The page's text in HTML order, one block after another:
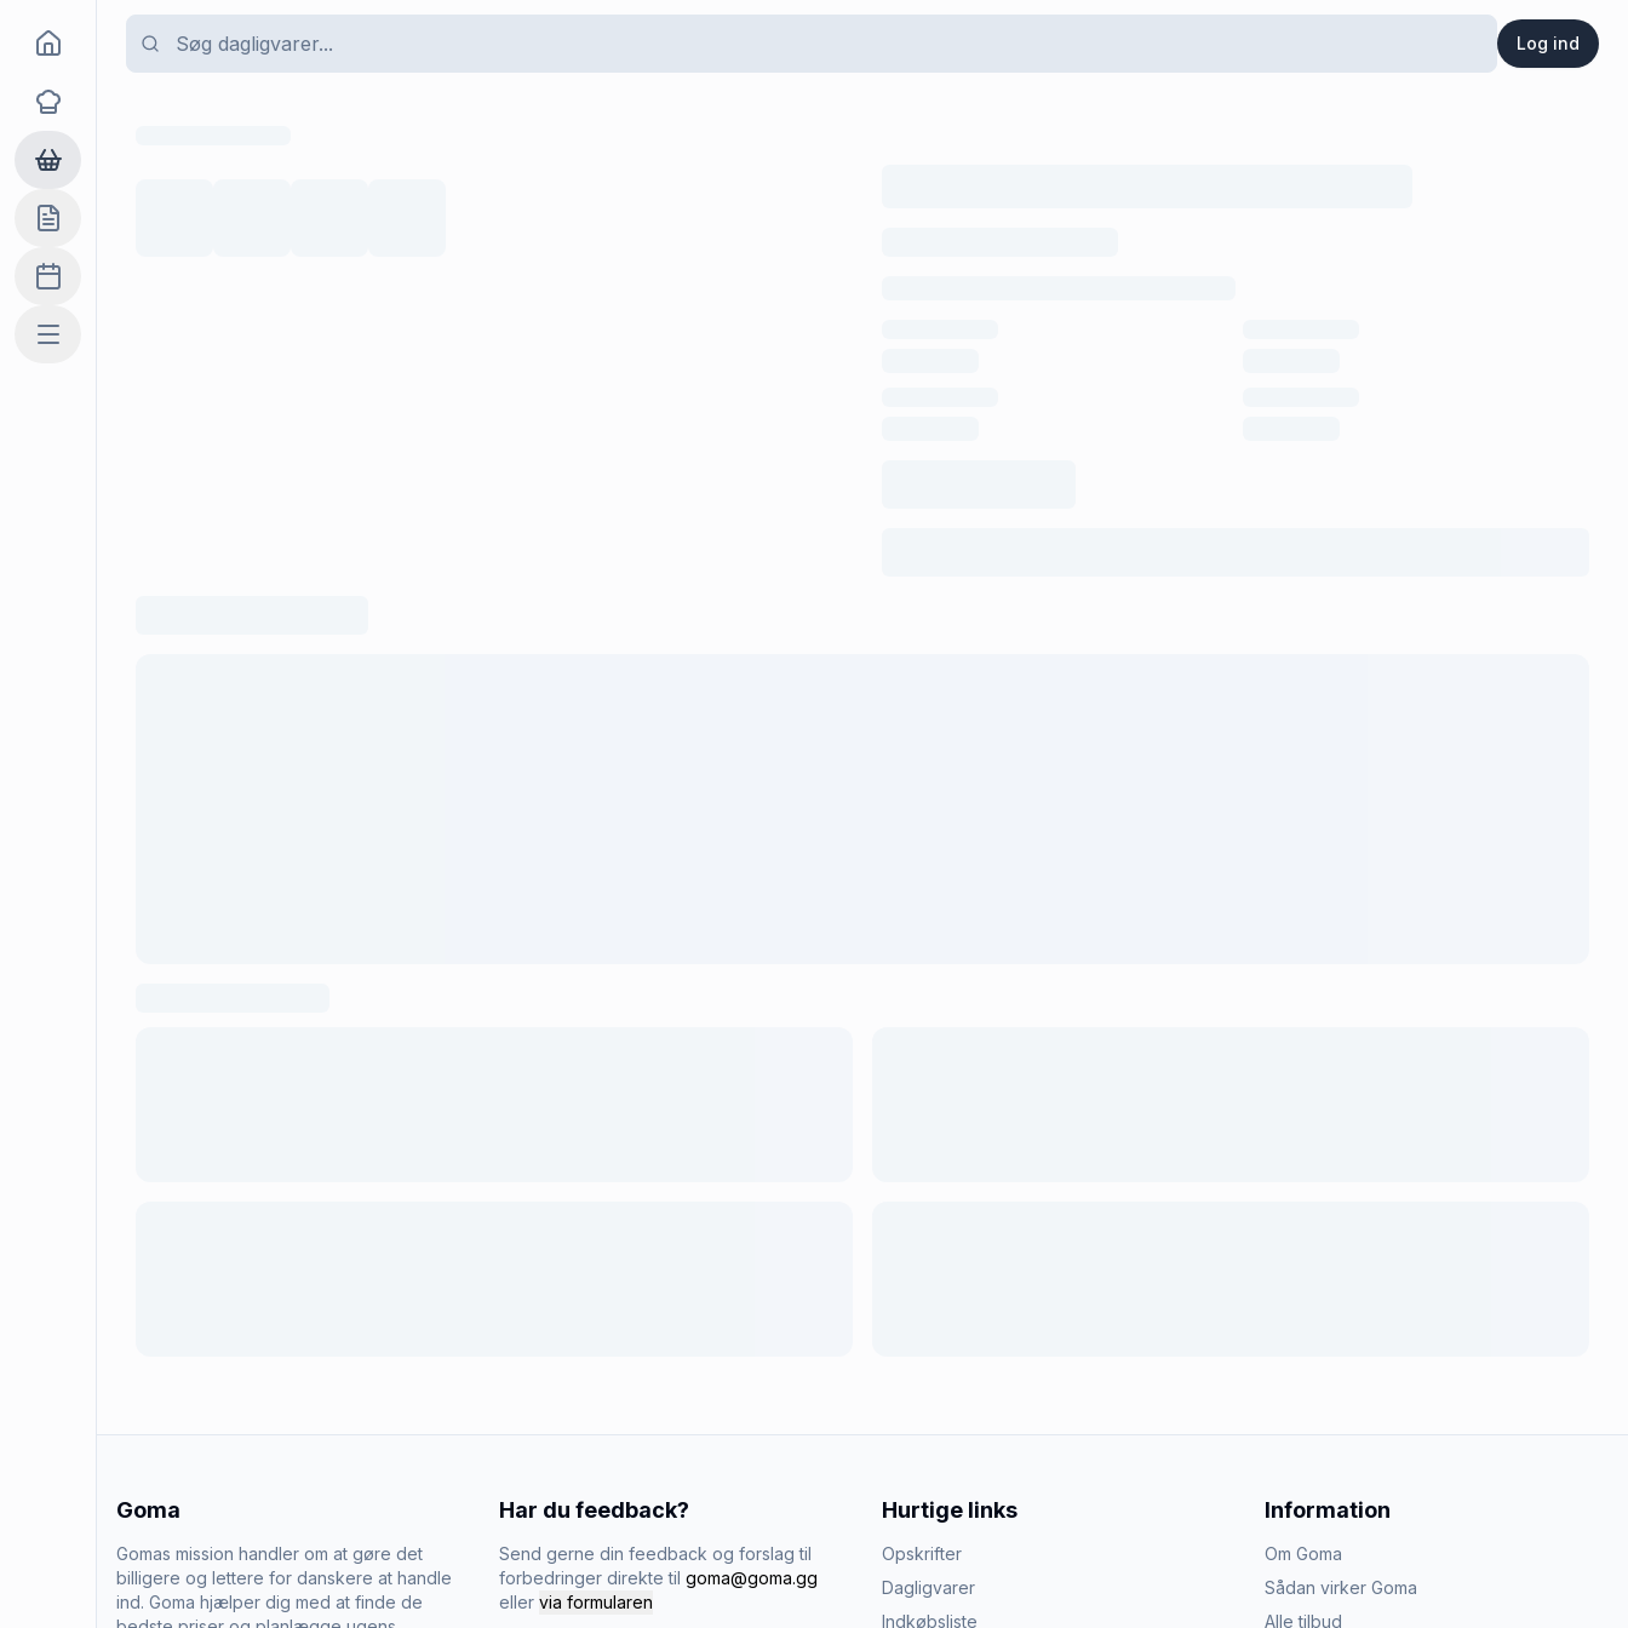
Log ind
Goma
Opskrifter
Dagligvarer
Indkøbslisten
Madplan
Mere
Goma
Gomas mission handler om at gøre det
billigere og lettere for danskere at handle
ind. Goma hjælper dig med at finde de
Har du feedback?
Send gerne din feedback og forslag til
forbedringer direkte til goma@goma.gg
eller via formularen
Hurtige links
Opskrifter
Dagligvarer
Indkøbsliste
Information
Om Goma
Sådan virker Goma
Alle tilbud